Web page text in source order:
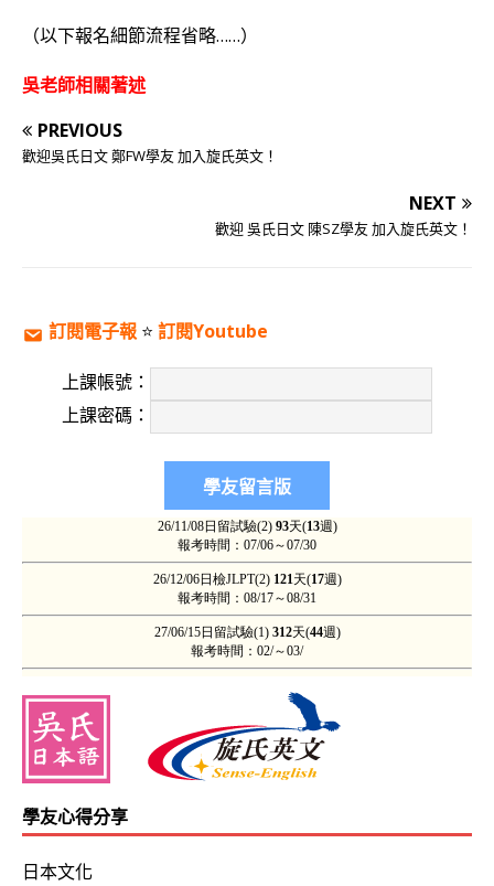
（以下報名細節流程省略……）
吳老師相關著述
PREVIOUS
歡迎吳氏日文 鄭FW學友 加入旋氏英文！
NEXT
歡迎 吳氏日文 陳SZ學友 加入旋氏英文！
訂閱電子報 ⭐️ 訂閱Youtube
上課帳號：
上課密碼：
學友心得分享
日本文化